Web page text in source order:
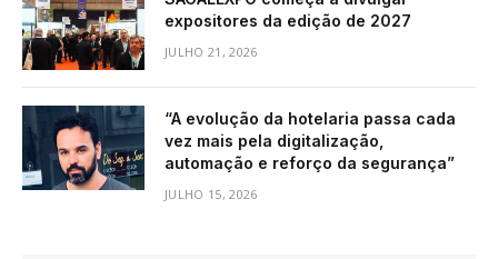
expositores da edição de 2027
JULHO 21, 2026
“A evolução da hotelaria passa cada
vez mais pela digitalização,
automação e reforço da segurança”
JULHO 15, 2026